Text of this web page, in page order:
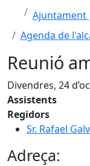
Ajuntament
Agenda de
Reunió
Divendres, 24
Assistents
Regidors
Sr. Rafael
Adreça: